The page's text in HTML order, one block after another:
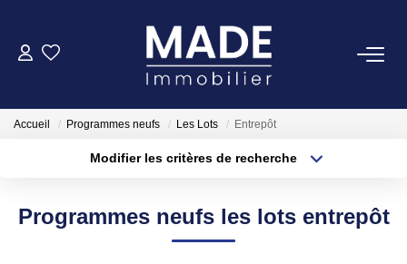
ACHETER
Accueil Programmes neufs Les Lots Entrepôt
Modifier les critères de recherche
Appartement
Type de bien
Programmes neufs les lots entrepôt